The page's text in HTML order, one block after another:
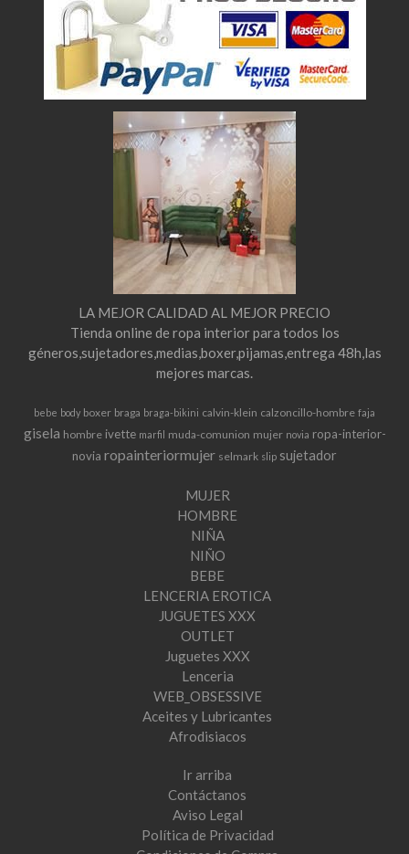
LA MEJOR CALIDAD AL MEJOR PRECIO
Tienda online de ropa interior para todos los
géneros,sujetadores,medias,boxer,pijamas,entrega 48h,las
mejores marcas.
bebe body boxer braga braga-bikini calvin-klein calzoncillo-hombre faja
gisela hombre ivette marfil muda-comunion mujer novia ropa-interior-
novia ropainteriormujer selmark slip sujetador
MUJER
HOMBRE
NIÑA
NIÑO
BEBE
LENCERIA EROTICA
JUGUETES XXX
OUTLET
Juguetes XXX
Lenceria
WEB_OBSESSIVE
Aceites y Lubricantes
Afrodisiacos
Ir arriba
Contáctanos
Aviso Legal
Política de Privacidad